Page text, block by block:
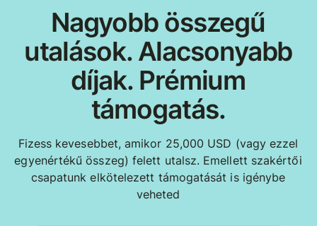
Nagyobb összegű
utalások. Alacsonyabb
díjak. Prémium
támogatás.
Fizess kevesebbet, amikor 25,000 USD (vagy ezzel
egyenértékű összeg) felett utalsz. Emellett szakértői
csapatunk elkötelezett támogatását is igénybe
veheted